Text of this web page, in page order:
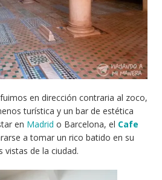
en dirección contraria al zoco,
turística y un bar de estética
en Madrid o Barcelona, el Cafe
a tomar un rico batido en su
vistas de la ciudad.